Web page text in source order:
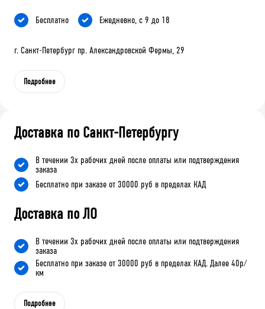
Бесплатно Ежедневно, с 9 до 18
г. Санкт-Петербург пр. Александровской Фермы, 29
Подробнее
Доставка по Санкт-Петербургу
В течении 3х рабочих дней после оплаты или подтверждения
заказа
Бесплатно при заказе от 30000 руб в пределах КАД
Доставка по ЛО
В течении 3х рабочих дней после оплаты или подтверждения
заказа
Бесплатно при заказе от 30000 руб в пределах КАД. Далее 40р/
км
Подробнее